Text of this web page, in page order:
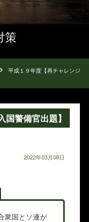
策
平成１９年度【再チャレンジ
警備官出題】
2022年03月08日
衆国とソ連が